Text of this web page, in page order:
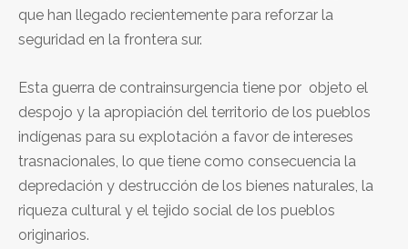
que han llegado recientemente para reforzar la
seguridad en la frontera sur.
Esta guerra de contrainsurgencia tiene por objeto el
despojo y la apropiación del territorio de los pueblos
indígenas para su explotación a favor de intereses
trasnacionales, lo que tiene como consecuencia la
depredación y destrucción de los bienes naturales, la
riqueza cultural y el tejido social de los pueblos
originarios.